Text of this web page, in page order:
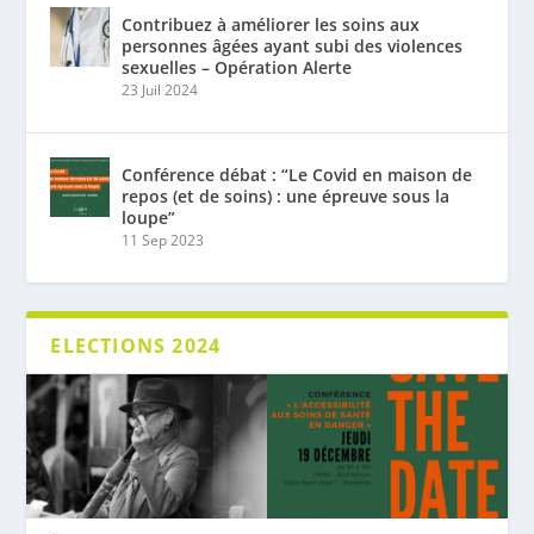
Contribuez à améliorer les soins aux
personnes âgées ayant subi des violences
sexuelles – Opération Alerte
23 Juil 2024
Conférence débat : “Le Covid en maison de
repos (et de soins) : une épreuve sous la
loupe”
11 Sep 2023
ELECTIONS 2024